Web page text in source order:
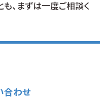
も、まずは一度ご相談く
合わせ